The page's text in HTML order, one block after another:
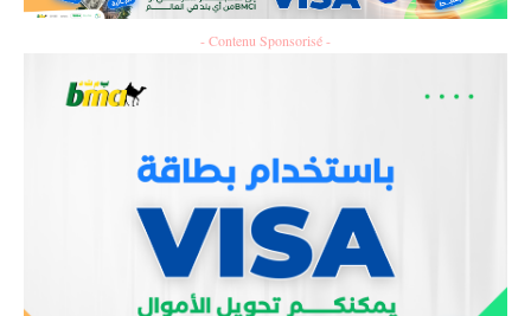
- Contenu Sponsorisé -